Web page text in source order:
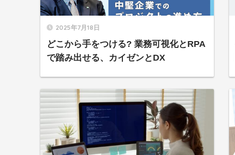
2025年7月18日
どこから手をつける? 業務可視化とRPA
で踏み出せる、カイゼンとDX